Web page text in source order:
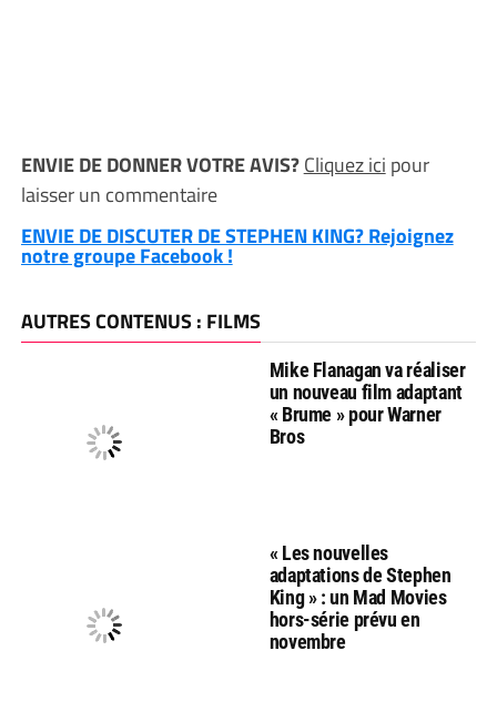
ENVIE DE DONNER VOTRE AVIS?Cliquez ici pour
laisser un commentaire
ENVIE DE DISCUTER DE STEPHEN KING? Rejoignez
notre groupe Facebook !
AUTRES CONTENUS : FILMS
Mike Flanagan va réaliser
un nouveau film adaptant
« Brume » pour Warner
Bros
« Les nouvelles
adaptations de Stephen
King » : un Mad Movies
hors-série prévu en
novembre